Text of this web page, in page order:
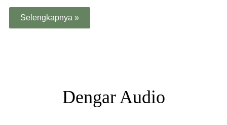
Selengkapnya »
Dengar Audio